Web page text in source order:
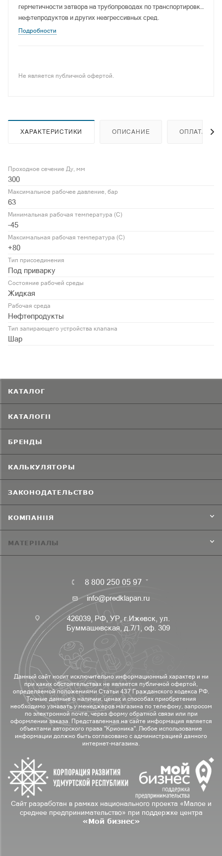
герметичности затвора на трубопроводах по транспортировке
нефтепродуктов и других неагрессивных сред.
Подробности
Не является публичной офертой.
ХАРАКТЕРИСТИКИ ОПИСАНИЕ ОПЛАТА
Проходное сечение Ду, мм
300
Максимальное рабочее давление, бар
63
Минимальная рабочая температура (С)
-45
Максимальная рабочая температура (С)
+80
Тип присоединения
Под приварку
Состояние рабочей среды
Жидкая
Рабочая среда
Нефтепродукты
Тип запирающего устройства клапана
Шар
КАТАЛОГ
КАТАЛОГИ
БРЕНДЫ
КАЛЬКУЛЯТОРЫ
ЗАКОНОДАТЕЛЬСТВО
КОМПАНИЯ
МАТЕРИАЛЫ
8 800 250 05 97
info@predklapan.ru
426039, РФ, УР, г.Ижевск, ул.
Буммашевская, д.7/1, оф. 309
Данный сайт носит исключительно информационный характер и ни
при каких обстоятельствах не является публичной офертой,
определяемой положениями Статьи 437 Гражданского кодекса РФ.
Точные данные о наличии, ценах и способах приобретения
необходимо узнавать у менеджеров магазина по телефону, запросом
по электронной почте, через форму обратной связи или при
оформлении заказа. Представленная на сайте информация является
объектами авторского права "Крионика". Любое использование
информации должно быть согласовано с администрацией данного
интернет-магазина.
Сайт разработан в рамках национального проекта «Малое и
среднее предпринимательство» при поддержке центра
«Мой бизнес»